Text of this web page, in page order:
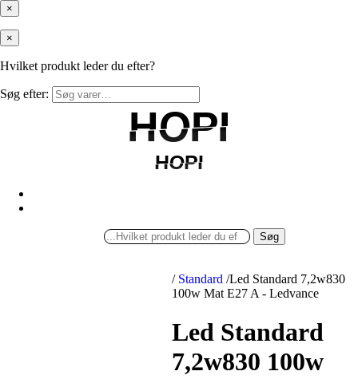
×
×
Hvilket produkt leder du efter?
Søg efter:
HOPI
HOPI
HOPI
HOPI
Søg
/ Standard /Led Standard 7,2w830
100w Mat E27 A - Ledvance
Led Standard
7,2w830 100w